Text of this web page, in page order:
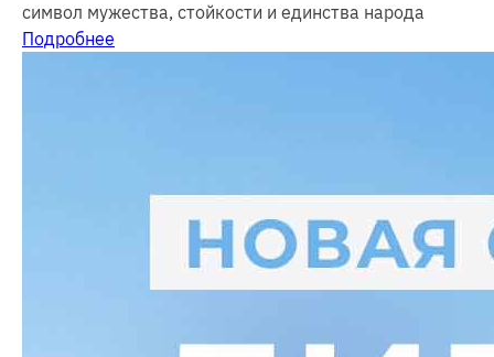
символ мужества, стойкости и единства народа
Подробнее